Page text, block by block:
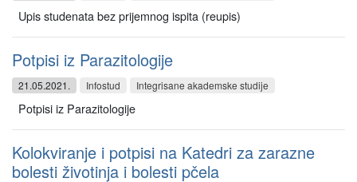
Upis studenata bez prijemnog ispita (reupis)
Potpisi iz Parazitologije
21.05.2021. Infostud Integrisane akademske studije
Potpisi iz Parazitologije
Kolokviranje i potpisi na Katedri za zarazne
bolesti životinja i bolesti pčela